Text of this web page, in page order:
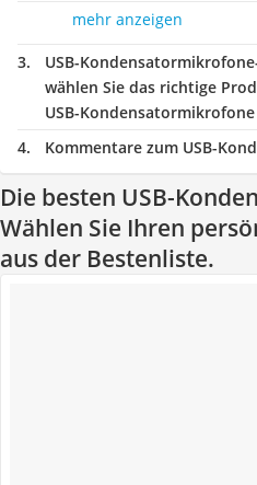
mehr anzeigen
USB-
wählen Sie das richtige
USB-
Kommentare zum USB-
Die besten USB-
Wählen Sie Ihren
aus der Bestenliste.